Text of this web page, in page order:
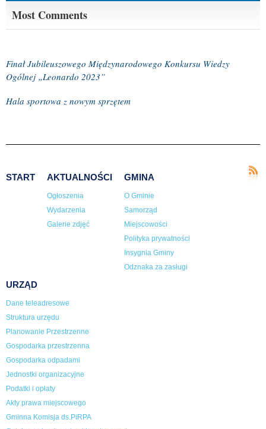
Most Comments
Finał Jubileuszowego Międzynarodowego Konkursu Wiedzy
Ogólnej „Leonardo 2023”
Hala sportowa z nowym sprzętem
START AKTUALNOŚCI
Ogłoszenia
Wydarzenia
Galerie zdjęć
GMINA
O Gminie
Samorząd
Miejscowości
Polityka prywatności
Insygnia Gminy
Odznaka za zasługi
URZĄD
Dane teleadresowe
Struktura urzędu
Planowanie Przestrzenne
Gospodarka przestrzenna
Gospodarka odpadami
Jednostki organizacyjne
Podatki i opłaty
Akty prawa miejscowego
Gminna Komisja ds.PiRPA